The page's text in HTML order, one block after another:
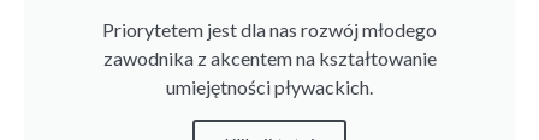
Priorytetem jest dla nas rozwój młodego
zawodnika z akcentem na kształtowanie
umiejętności pływackich.